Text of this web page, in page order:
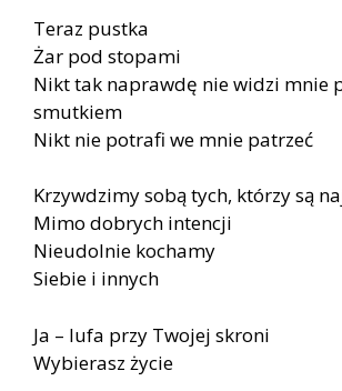
Teraz pustka
Żar pod stopami
Nikt tak naprawdę nie widzi mnie
smutkiem
Nikt nie potrafi we mnie patrzeć
Krzywdzimy sobą tych, którzy są
Mimo dobrych intencji
Nieudolnie kochamy
Siebie i innych
Ja – lufa przy Twojej skroni
Wybierasz życie